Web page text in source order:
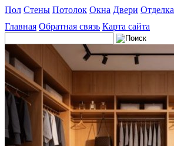
Пол Стены Потолок Окна Двери Отделка
Главная Обратная связь Карта сайта